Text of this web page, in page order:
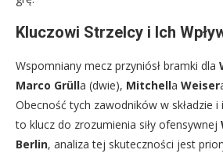
Kluczowi Strzelcy i Ich
Wspomniany mecz przyniósł bramki dla
Marco Grülla (dwie), Mitchella Weiser
Obecność tych zawodników w składzie
to klucz do zrozumienia siły ofensywnej
Berlin, analiza tej skuteczności jest